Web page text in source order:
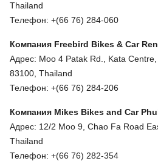
Thailand
Телефон: +(66 76) 284-060
Компания Freebird Bikes & Car
Адрес: Moo 4 Patak Rd., Kata
83100, Thailand
Телефон: +(66 76) 284-206
Компания Mikes Bikes and Car
Адрес: 12/2 Moo 9, Chao Fa Road
Thailand
Телефон: +(66 76) 282-354